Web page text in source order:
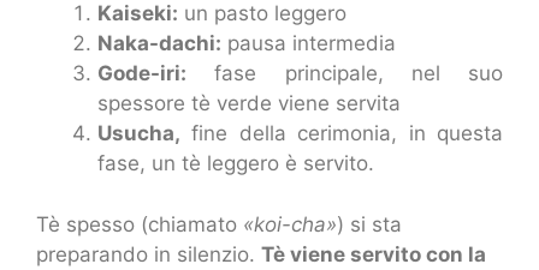
Kaiseki: un pasto leggero
Naka-dachi: pausa intermedia
Gode-iri: fase principale, nel suo
spessore tè verde viene servita
Usucha, fine della cerimonia, in questa
fase, un tè leggero è servito.
Tè spesso (chiamato «koi-cha») si sta
preparando in silenzio. Tè viene servito con la